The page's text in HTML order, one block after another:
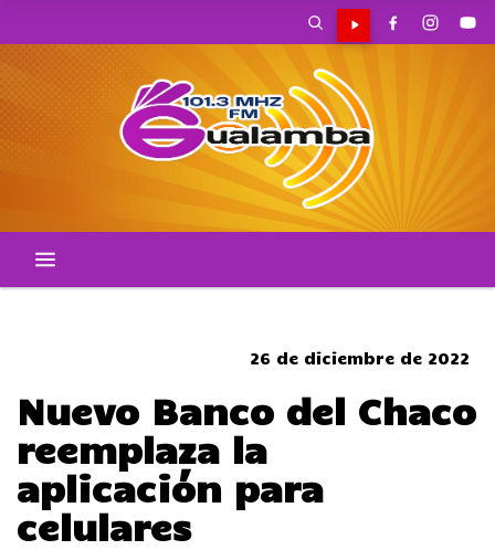
26 de diciembre de 2022
Nuevo Banco del Chaco
reemplaza la
aplicación para
celulares